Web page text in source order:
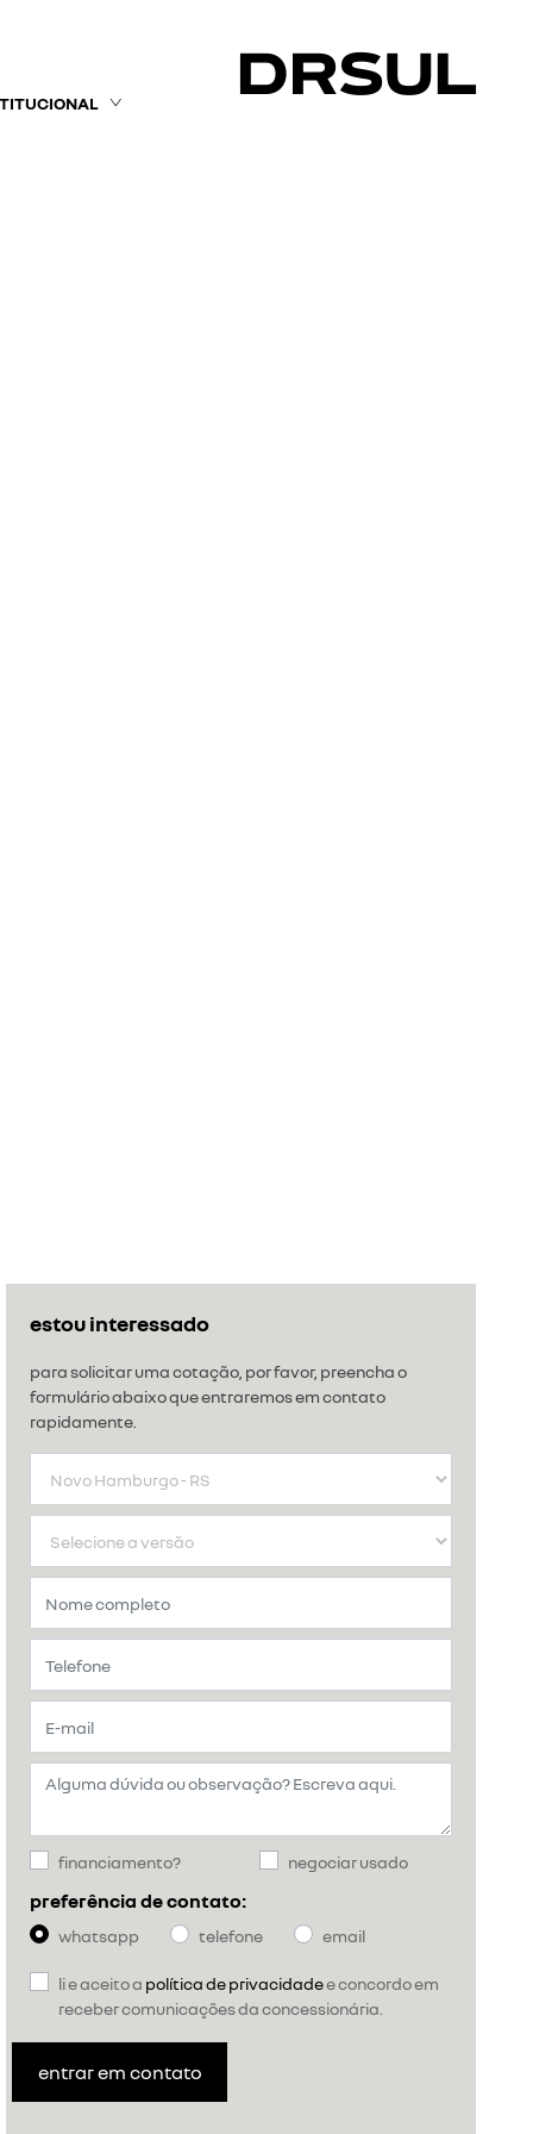
estou interessado
para solicitar uma cotação, por favor, preencha o
formulário abaixo que entraremos em contato
rapidamente.
financiamento? negociar usado
preferência de contato:
whatsapp telefone email
li e aceito a política de privacidadee concordo em
receber comunicações da concessionária.
entrar em contato